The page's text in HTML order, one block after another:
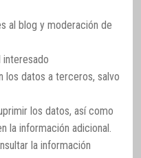
al blog y moderación de
interesado
los datos a terceros, salvo
los datos, así como
la información adicional.
la información